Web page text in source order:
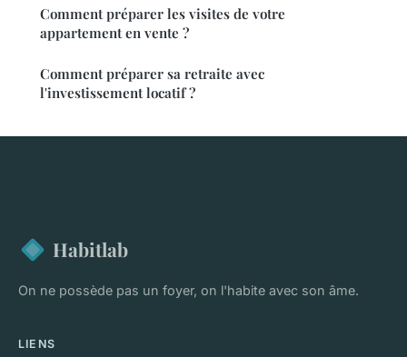
Comment préparer les visites de votre
appartement en vente ?
Comment préparer sa retraite avec
l'investissement locatif ?
Habitlab
On ne possède pas un foyer, on l'habite avec son âme.
LIENS